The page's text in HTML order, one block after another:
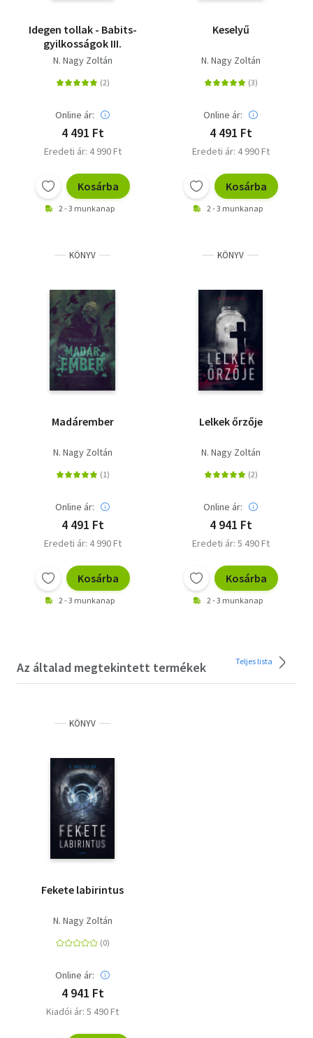
Idegen tollak - Babits-
gyilkosságok III.
N. Nagy Zoltán
Online ár:
4 491 Ft
Eredeti ár: 4 990 Ft
Kosárba
2 - 3 munkanap
Keselyű
N. Nagy Zoltán
Online ár:
4 491 Ft
Eredeti ár: 4 990 Ft
Kosárba
2 - 3 munkanap
KÖNYV
Madárember
N. Nagy Zoltán
Online ár:
4 491 Ft
Eredeti ár: 4 990 Ft
Kosárba
2 - 3 munkanap
KÖNYV
Lelkek őrzője
N. Nagy Zoltán
Online ár:
4 941 Ft
Eredeti ár: 5 490 Ft
Kosárba
2 - 3 munkanap
Az általad megtekintett termékek Teljes lista
KÖNYV
Fekete labirintus
N. Nagy Zoltán
Online ár:
4 941 Ft
Kiadói ár: 5 490 Ft